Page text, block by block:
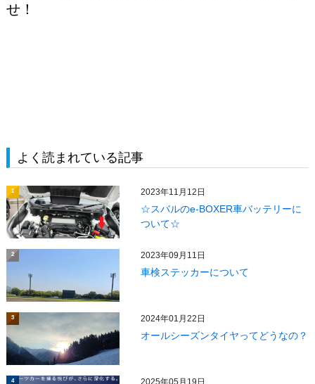
せ！
よく読まれている記事
1 2023年11月12日
☆スバルのe-BOXER車バッテリーに
ついて☆
2 2023年09月11日
車検ステッカーについて
3 2024年01月22日
オールシーズンタイヤってどうなの？
4 2025年05月19日